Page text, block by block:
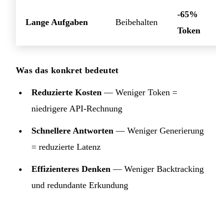
Lange Aufgaben Beibehalten
-65%
Token
Was das konkret bedeutet
Reduzierte Kosten — Weniger Token =
niedrigere API-Rechnung
Schnellere Antworten — Weniger Generierung
= reduzierte Latenz
Effizienteres Denken — Weniger Backtracking
und redundante Erkundung